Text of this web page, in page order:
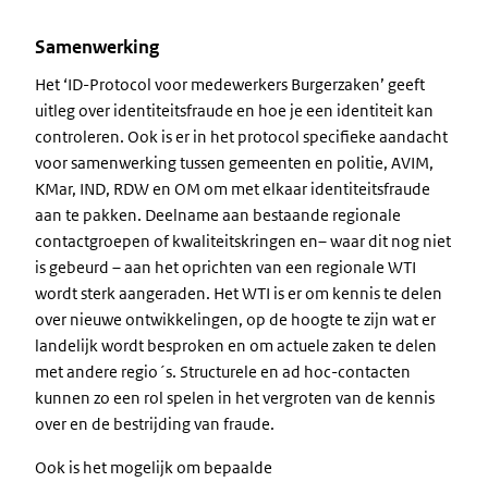
Samenwerking
Het ‘ID-Protocol voor medewerkers Burgerzaken’ geeft
uitleg over identiteitsfraude en hoe je een identiteit kan
controleren. Ook is er in het protocol specifieke aandacht
voor samenwerking tussen gemeenten en politie, AVIM,
KMar, IND, RDW en OM om met elkaar identiteitsfraude
aan te pakken. Deelname aan bestaande regionale
contactgroepen of kwaliteitskringen en– waar dit nog niet
is gebeurd – aan het oprichten van een regionale WTI
wordt sterk aangeraden. Het WTI is er om kennis te delen
over nieuwe ontwikkelingen, op de hoogte te zijn wat er
landelijk wordt besproken en om actuele zaken te delen
met andere regio´s. Structurele en ad hoc-contacten
kunnen zo een rol spelen in het vergroten van de kennis
over en de bestrijding van fraude.
Ook is het mogelijk om bepaalde